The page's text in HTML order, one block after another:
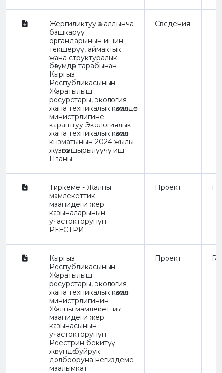
Жергиликтуу өз алдынча
башкаруу
органдарынын ишин
текшерүү, аймактык
жана структуралык
бөлүмдөр тарабынан
Кыргыз
Республикасынын
Жаратылыш
ресурстары, экология
жана техникалык көзөмөлдөө
министрлигине
караштуу Экологиялык
жана техникалык көзөмөл
кызматынын 2024-жылы
жүзөгө ашырылуучу иш
Планы
Сведения
Тиркеме - Жалпы
мамлекеттик
маанидеги жер
казыналарынын
участокторунун
РЕЕСТРИ
Проект
Кыргыз
Республикасынын
Жаратылыш
ресурстары, экология
жана техникалык көзөмөл
министрлигинин
Жалпы мамлекеттик
маанидеги жер
казынасынын
участокторунун
Реестрин бекитүү
жөнүндө буйрук
долбооруна негиздеме
маалымкат
Проект